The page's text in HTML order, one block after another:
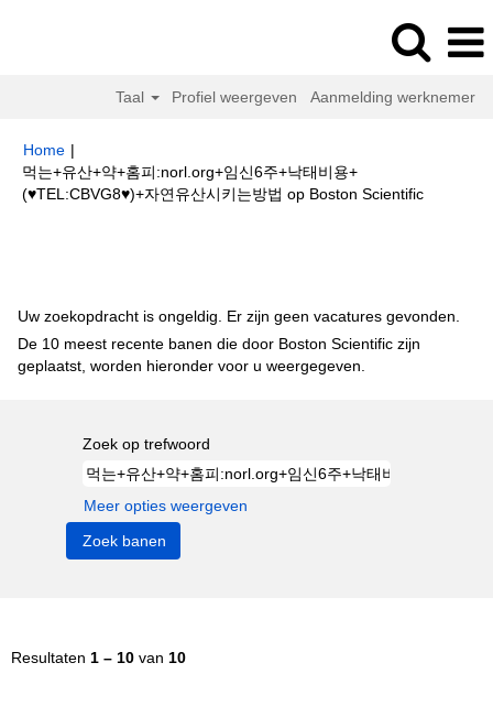
Taal Profiel weergeven Aanmelding werknemer
Home |
먹는+유산+약+홈­피:norl.org+임신6주+낙­태비용+
(♥TEL:CBVG8♥)+자연유산시키는방법 op Boston Scientific(huidige
Uw zoekopdracht is ongeldig. Er zijn geen vacatures gevonden.
De 10 meest recente banen die door Boston Scientific zijn
geplaatst, worden hieronder voor u weergegeven.
Zoek op trefwoord
Meer opties weergeven
Resultaten 1 – 10 van 10